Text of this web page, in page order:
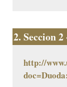
2. Seccion
http://